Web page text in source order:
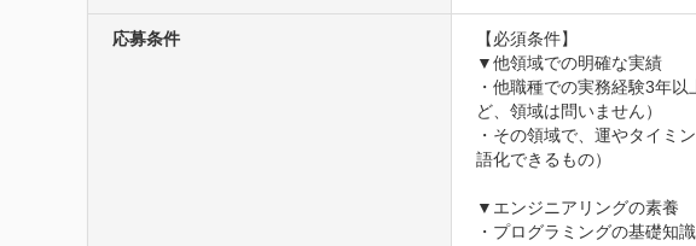
応募条件
【必須条件】
▼他領域での明確な実績
・他職種での実務経験3年
ど、領域は問いません）
・その領域で、運やタイミ
語化できるもの）
▼エンジニアリングの素養
・プログラミングの基礎知